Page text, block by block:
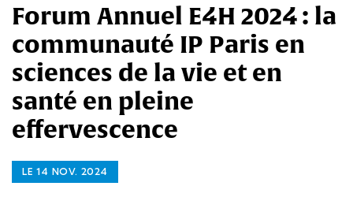
Forum Annuel E4H 2024 : la
communauté IP Paris en
sciences de la vie et en
santé en pleine
effervescence
LE 14 NOV. 2024